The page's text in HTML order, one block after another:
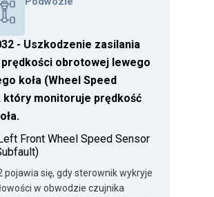
- Uszkodzenie zasilania
obrotowej lewego
koła (Wheel Speed
który monitoruje prędkość
Front Wheel Speed Sensor
pojawia się, gdy sterownik wykryje
w obwodzie czujnika